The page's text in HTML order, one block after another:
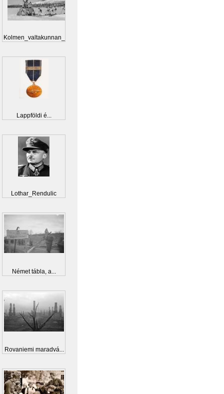
Kolmen_valtakunnan_r...
Lappföldi é...
Lothar_Rendulic
Német tábla, a...
Rovaniemi maradvá...